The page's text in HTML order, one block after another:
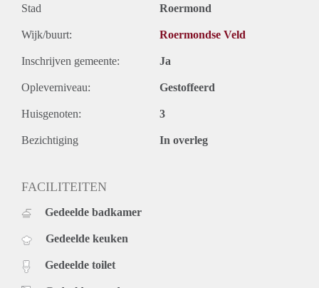
Stad Roermond
Wijk/buurt: Roermondse Veld
Inschrijven gemeente: Ja
Opleverniveau: Gestoffeerd
Huisgenoten: 3
Bezichtiging In overleg
FACILITEITEN
Gedeelde badkamer
Gedeelde keuken
Gedeelde toilet